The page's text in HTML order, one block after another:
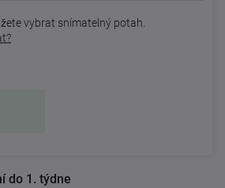
vybrat snímatelný potah.
do 1. týdne